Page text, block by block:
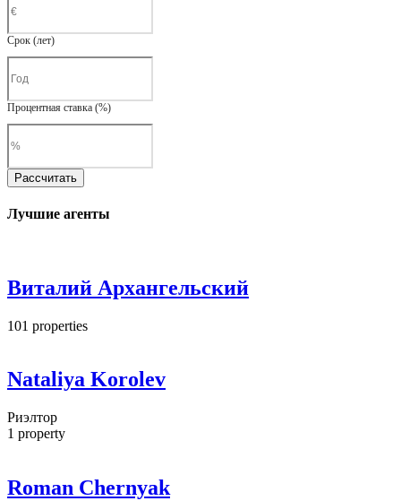
Срок (лет)
Процентная ставка (%)
Рассчитать
Лучшие агенты
Виталий Архангельский
101 properties
Nataliya Korolev
Риэлтор
1 property
Roman Chernyak